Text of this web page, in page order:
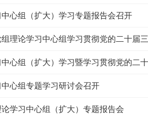
心组（扩大）学习专题报告会召开
理论学习中心组学习贯彻党的二十届
心组（扩大）学习暨学习贯彻党的二
心组专题学习研讨会召开
学习中心组（扩大）专题报告会